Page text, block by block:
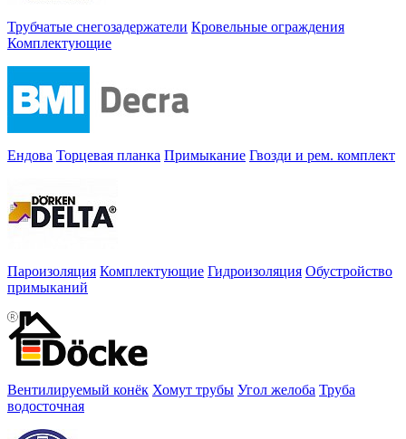
Трубчатые снегозадержатели Кровельные ограждения
Комплектующие
Ендова Торцевая планка Примыкание Гвозди и рем. комплект
Пароизоляция Комплектующие Гидроизоляция Обустройство
примыканий
Вентилируемый конёк Хомут трубы Угол желоба Труба
водосточная